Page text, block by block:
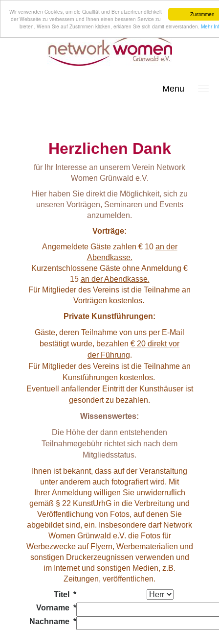
Zustimmen
Wir verwenden Cookies, um die Qualität und Benutzerfreundlichkeit
der Webseite zu verbessern und Ihnen einen besseren Service zu
bieten. Wenn Sie auf Zustimmen klicken, erklären Sie sich damit einverstanden. Mehr
Menu
Herzlichen Dank
für Ihr Interesse an unserem Verein Network
Women Grünwald e.V.
Hier haben Sie direkt die Möglichkeit, sich zu
unseren Vorträgen, Seminaren und Events
anzumelden.
Vorträge:
Angemeldete Gäste zahlen € 10 an der
Abendkasse.
Kurzentschlossene Gäste ohne Anmeldung €
15 an der Abendkasse.
Für Mitglieder des Vereins ist die Teilnahme an
Vorträgen kostenlos.
Private Kunstführungen:
Gäste, deren Teilnahme von uns per E-Mail
bestätigt wurde, bezahlen € 20 direkt vor
der Führung.
Für Mitglieder des Vereins ist die Teilnahme an
Kunstführungen kostenlos.
Eventuell anfallender Eintritt der Kunsthäuser ist
gesondert zu bezahlen.
Wissenswertes:
Die Höhe der dann entstehenden
Teilnahmegebühr richtet sich nach dem
Mitgliedsstatus.
Ihnen ist bekannt, dass auf der Veranstaltung
unter anderem auch fotografiert wird. Mit
Ihrer Anmeldung willigen Sie unwiderruflich
gemäß § 22 KunstUrhG in die Verbreitung und
Veröffentlichung von Fotos, auf denen Sie
abgebildet sind, ein. Insbesondere darf Network
Women Grünwald e.V. die Fotos für
Werbezwecke auf Flyern, Werbematerialien und
sonstigen Druckerzeugnissen verwenden und
im Internet und sonstigen Medien, z.B.
Zeitungen, veröffentlichen.
Titel *
Vorname *
Nachname *